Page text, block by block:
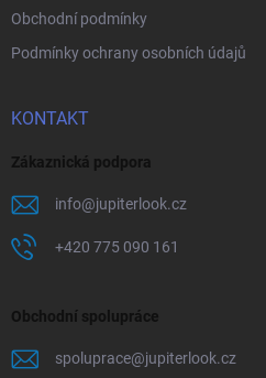
Obchodní podmínky
Podmínky ochrany osobních údajů
KONTAKT
Zákaznická podpora
info@jupiterlook.cz
+420 775 090 161
Obchodní spolupráce
spoluprace@jupiterlook.cz